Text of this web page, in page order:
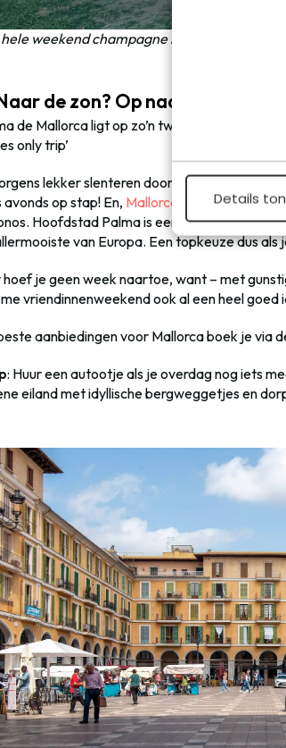
Details
weekend champagne lurken in Reims
de zon? Op naar Palma de
de Mallorca ligt op zo’n twee uur vliegen
only trip’
lekker slenteren door de idyllische
avonds op stap! En, Mallorca
is nog goed
Hoofdstad Palma is een echte stad,
van Europa. Een topkeuze dus
hoef je geen week naartoe, want – met
vriendinnenweekend ook al een heel goed
aanbiedingen voor Mallorca boek je via
: Huur een autootje als je overdag nog iets
eiland met idyllische bergweggetjes en